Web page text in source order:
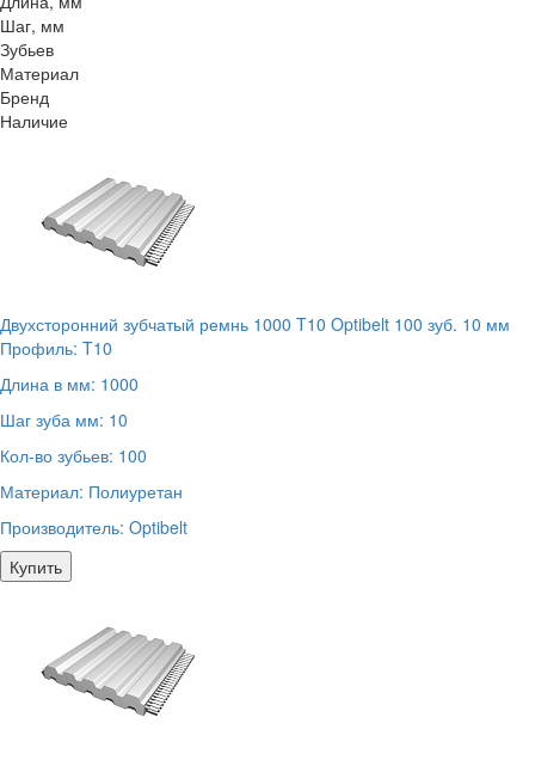
Шаг, мм
Зубьев
Материал
Бренд
Наличие
Двухсторонний зубчатый ремнь 1000 T10 Optibelt 100 зуб. 10 мм
Профиль: T10
Длина в мм: 1000
Шаг зуба мм: 10
Кол-во зубьев: 100
Материал: Полиуретан
Производитель: Optibelt
Купить